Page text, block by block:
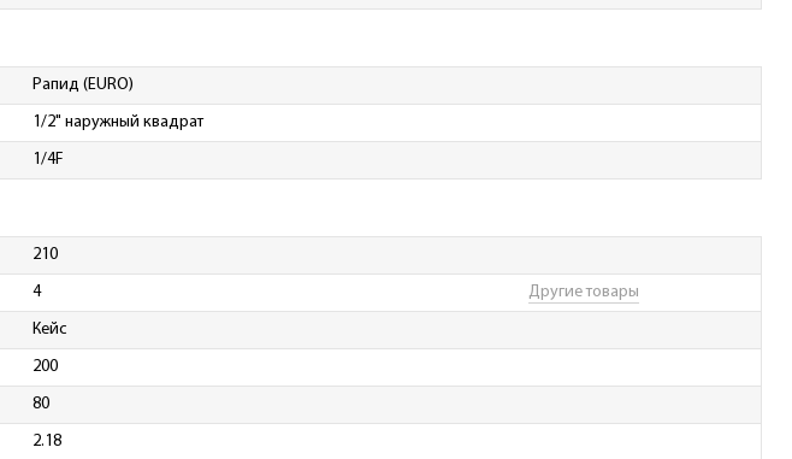
Рапид (EURO)
1/2" наружный квадрат
1/4F
210
4 Другие товары
Кейс
200
80
2.18